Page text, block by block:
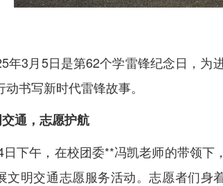
月5日是第62个学雷锋纪念日，为进
书写新时代雷锋故事。
通，志愿护航
午，在校团委**冯凯老师的带领下，
文明交通志愿服务活动。志愿者们身